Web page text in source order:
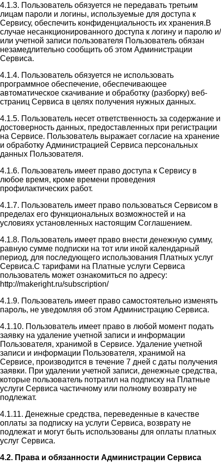
4.1.3. Пользователь обязуется не передавать третьим
лицам пароли и логины, используемые для доступа к
Сервису, обеспечить конфиденциальность их хранения.В
случае несанкционированного доступа к логину и паролю и/
или учетной записи пользователя Пользователь обязан
незамедлительно сообщить об этом Администрации
Сервиса.
4.1.4. Пользователь обязуется не использовать
программное обеспечение, обеспечивающее
автоматическое скачивание и обработку (разборку) веб-
страниц Сервиса в целях получения нужных данных.
4.1.5. Пользователь несет ответственность за содержание и
достоверность данных, предоставленных при регистрации
на Сервисе. Пользователь выражает согласие на хранение
и обработку Администрацией Сервиса персональных
данных Пользователя.
4.1.6. Пользователь имеет право доступа к Сервису в
любое время, кроме времени проведения
профилактических работ.
4.1.7. Пользователь имеет право пользоваться Сервисом в
пределах его функциональных возможностей и на
условиях установленных настоящим Соглашением.
4.1.8. Пользователь имеет право внести денежную сумму,
равную сумме подписки на тот или иной календарный
период, для последующего использования Платных услуг
Сервиса.С тарифами на Платные услуги Сервиса
пользователь может ознакомиться по адресу:
http://makeright.ru/subscription/
4.1.9. Пользователь имеет право самостоятельно изменять
пароль, не уведомляя об этом Администрацию Сервиса.
4.1.10. Пользователь имеет право в любой момент подать
заявку на удаление учетной записи и информации
Пользователя, хранимой в Сервисе. Удаление учетной
записи и информации Пользователя, хранимой на
Сервисе, производится в течение 7 дней с даты получения
заявки. При удалении учетной записи, денежные средства,
которые пользователь потратил на подписку на Платные
услуги Сервиса частичному или полному возврату не
подлежат.
4.1.11. Денежные средства, переведенные в качестве
оплаты за подписку на услуги Сервиса, возврату не
подлежат и могут быть использованы для оплаты платных
услуг Сервиса.
4.2. Права и обязанности Администрации Сервиса